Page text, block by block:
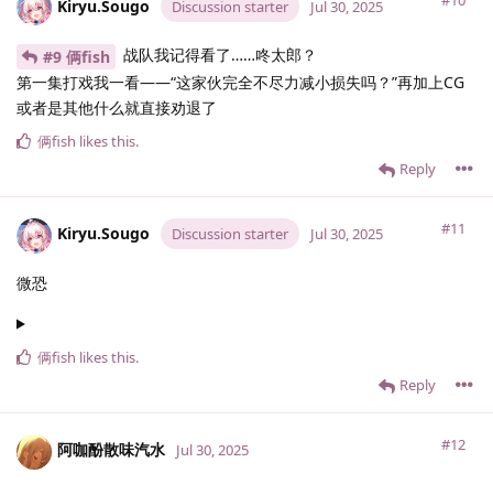
Kiryu.​Sougo Discussion starter Jul 30, 2025
#9 俩fish
战队我记得看了……咚太郎？
第一集打戏我一看——“这家伙完全不尽力减小损失吗？”再加上CG
或者是其他什么就直接劝退了
Reply
俩fish likes this.
Kiryu.​Sougo Discussion starter #11
Jul 30, 2025
微恐
Reply
俩fish likes this.
阿咖酚散味汽水 #12
Jul 30, 2025